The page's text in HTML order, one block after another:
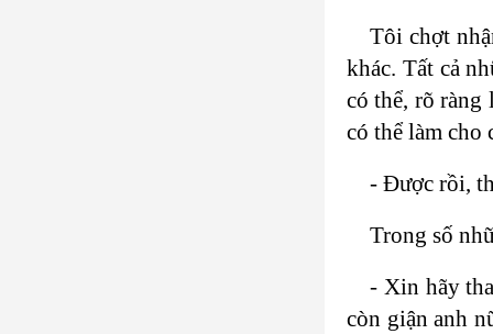
Tôi chợt
khác. Tất cả
có thể, rõ ràng
có thể làm cho
- Được rồi,
Trong số
- Xin hãy
còn giận anh